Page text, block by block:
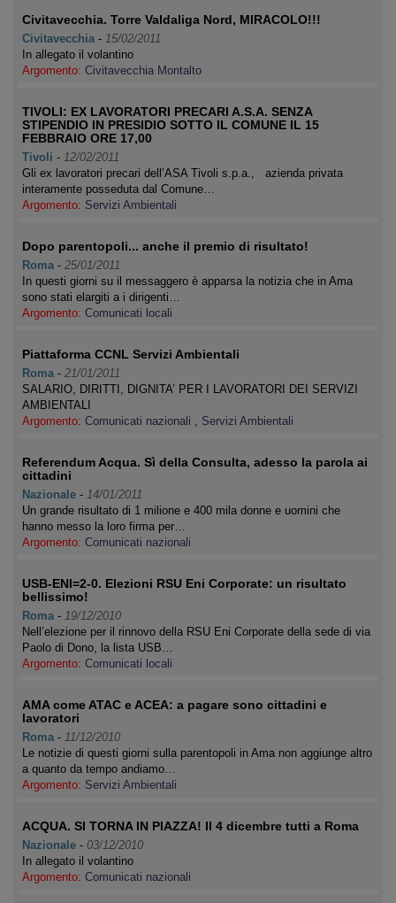
Civitavecchia. Torre Valdaliga Nord, MIRACOLO!!!
Civitavecchia - 15/02/2011
In allegato il volantino
Argomento: Civitavecchia Montalto
TIVOLI: EX LAVORATORI PRECARI A.S.A. SENZA
STIPENDIO IN PRESIDIO SOTTO IL COMUNE IL 15
FEBBRAIO ORE 17,00
Tivoli - 12/02/2011
Gli ex lavoratori precari dell’ASA Tivoli s.p.a., azienda privata
interamente posseduta dal Comune…
Argomento: Servizi Ambientali
Dopo parentopoli... anche il premio di risultato!
Roma - 25/01/2011
In questi giorni su il messaggero è apparsa la notizia che in Ama
sono stati elargiti a i dirigenti…
Argomento: Comunicati locali
Piattaforma CCNL Servizi Ambientali
Roma - 21/01/2011
SALARIO, DIRITTI, DIGNITA’ PER I LAVORATORI DEI SERVIZI
AMBIENTALI
Argomento: Comunicati nazionali , Servizi Ambientali
Referendum Acqua. Sì della Consulta, adesso la parola ai
cittadini
Nazionale - 14/01/2011
Un grande risultato di 1 milione e 400 mila donne e uomini che
hanno messo la loro firma per…
Argomento: Comunicati nazionali
USB-ENI=2-0. Elezioni RSU Eni Corporate: un risultato
bellissimo!
Roma - 19/12/2010
Nell’elezione per il rinnovo della RSU Eni Corporate della sede di via
Paolo di Dono, la lista USB…
Argomento: Comunicati locali
AMA come ATAC e ACEA: a pagare sono cittadini e
lavoratori
Roma - 11/12/2010
Le notizie di questi giorni sulla parentopoli in Ama non aggiunge altro
a quanto da tempo andiamo…
Argomento: Servizi Ambientali
ACQUA. SI TORNA IN PIAZZA! Il 4 dicembre tutti a Roma
Nazionale - 03/12/2010
In allegato il volantino
Argomento: Comunicati nazionali